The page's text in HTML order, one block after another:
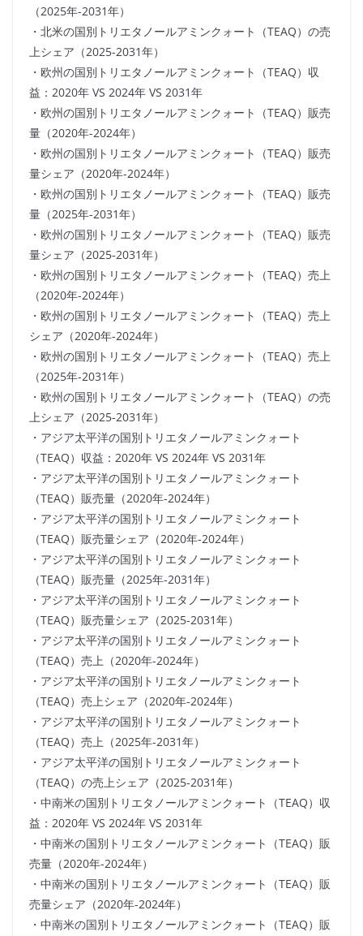
（2025年-2031年）
・北米の国別トリエタノールアミンクォート（TEAQ）の売
上シェア（2025-2031年）
・欧州の国別トリエタノールアミンクォート（TEAQ）収
益：2020年 VS 2024年 VS 2031年
・欧州の国別トリエタノールアミンクォート（TEAQ）販売
量（2020年-2024年）
・欧州の国別トリエタノールアミンクォート（TEAQ）販売
量シェア（2020年-2024年）
・欧州の国別トリエタノールアミンクォート（TEAQ）販売
量（2025年-2031年）
・欧州の国別トリエタノールアミンクォート（TEAQ）販売
量シェア（2025-2031年）
・欧州の国別トリエタノールアミンクォート（TEAQ）売上
（2020年-2024年）
・欧州の国別トリエタノールアミンクォート（TEAQ）売上
シェア（2020年-2024年）
・欧州の国別トリエタノールアミンクォート（TEAQ）売上
（2025年-2031年）
・欧州の国別トリエタノールアミンクォート（TEAQ）の売
上シェア（2025-2031年）
・アジア太平洋の国別トリエタノールアミンクォート
（TEAQ）収益：2020年 VS 2024年 VS 2031年
・アジア太平洋の国別トリエタノールアミンクォート
（TEAQ）販売量（2020年-2024年）
・アジア太平洋の国別トリエタノールアミンクォート
（TEAQ）販売量シェア（2020年-2024年）
・アジア太平洋の国別トリエタノールアミンクォート
（TEAQ）販売量（2025年-2031年）
・アジア太平洋の国別トリエタノールアミンクォート
（TEAQ）販売量シェア（2025-2031年）
・アジア太平洋の国別トリエタノールアミンクォート
（TEAQ）売上（2020年-2024年）
・アジア太平洋の国別トリエタノールアミンクォート
（TEAQ）売上シェア（2020年-2024年）
・アジア太平洋の国別トリエタノールアミンクォート
（TEAQ）売上（2025年-2031年）
・アジア太平洋の国別トリエタノールアミンクォート
（TEAQ）の売上シェア（2025-2031年）
・中南米の国別トリエタノールアミンクォート（TEAQ）収
益：2020年 VS 2024年 VS 2031年
・中南米の国別トリエタノールアミンクォート（TEAQ）販
売量（2020年-2024年）
・中南米の国別トリエタノールアミンクォート（TEAQ）販
売量シェア（2020年-2024年）
・中南米の国別トリエタノールアミンクォート（TEAQ）販